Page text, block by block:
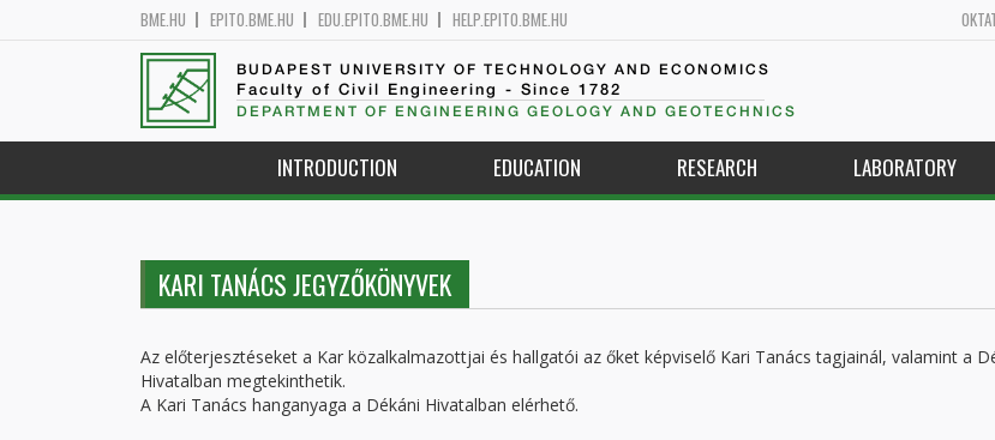
BME.HU EPITO.BME.HU EDU.EPITO.BME.HU HELP.EPITO.BME.HU
BUDAPEST UNIVERSITY OF TECHNOLOGY AND ECONOMICS
Faculty of Civil Engineering - Since 1782
DEPARTMENT OF ENGINEERING GEOLOGY AND GEOTECHNICS
INTRODUCTION EDUCATION RESEARCH LABORATORY
KARI TANÁCS JEGYZŐKÖNYVEK
Az előterjesztéseket a Kar közalkalmazottjai és hallgatói az őket képviselő Kari Tanács tagjainál, valamint a
Hivatalban megtekinthetik.
A Kari Tanács hanganyaga a Dékáni Hivatalban elérhető.